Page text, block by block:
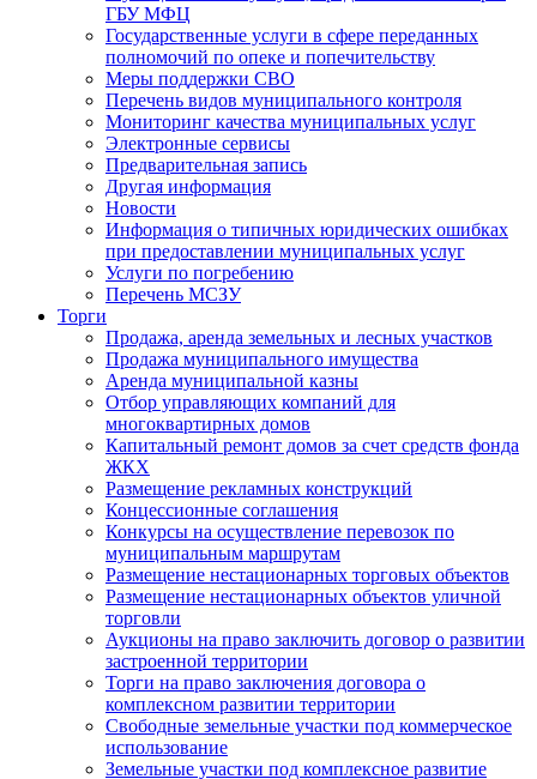
ГБУ МФЦ
Государственные услуги в сфере переданных
полномочий по опеке и попечительству
Меры поддержки СВО
Перечень видов муниципального контроля
Мониторинг качества муниципальных услуг
Электронные сервисы
Предварительная запись
Другая информация
Новости
Информация о типичных юридических ошибках
при предоставлении муниципальных услуг
Услуги по погребению
Перечень МСЗУ
Торги
Продажа, аренда земельных и лесных участков
Продажа муниципального имущества
Аренда муниципальной казны
Отбор управляющих компаний для
многоквартирных домов
Капитальный ремонт домов за счет средств фонда
ЖКХ
Размещение рекламных конструкций
Концессионные соглашения
Конкурсы на осуществление перевозок по
муниципальным маршрутам
Размещение нестационарных торговых объектов
Размещение нестационарных объектов уличной
торговли
Аукционы на право заключить договор о развитии
застроенной территории
Торги на право заключения договора о
комплексном развитии территории
Свободные земельные участки под коммерческое
использование
Земельные участки под комплексное развитие